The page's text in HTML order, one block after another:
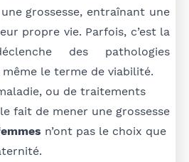
grossesse, entraînant une
propre vie. Parfois, c’est la
des pathologies
le terme de viabilité.
maladie, ou de traitements
fait de mener une grossesse
n’ont pas le choix que